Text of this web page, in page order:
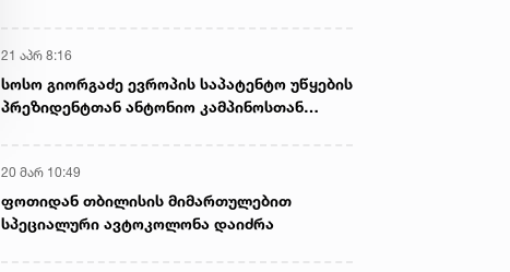
21 აპრ 8:16
სოსო გიორგაძე ევროპის საპატენტო უწყების
პრეზიდენტთან ანტონიო კამპინოსთან
20 მარ 10:49
ფოთიდან თბილისის მიმართულებით
სპეციალური ავტოკოლონა დაიძრა